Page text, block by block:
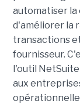
automatiser la
d'améliorer la
transactions
fournisseur.
l'outil NetSuite
aux